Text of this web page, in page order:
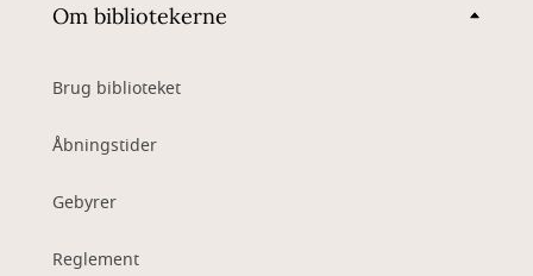
Om bibliotekerne
Brug biblioteket
Åbningstider
Gebyrer
Reglement